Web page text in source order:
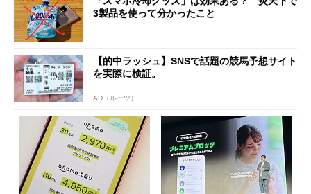
3製品を使って分かったこと
【的中ラッシュ】SNSで話題の競馬予想サイト
を実際に検証。
AD（ルーツ）